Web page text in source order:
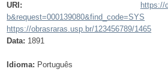
URI:
https://
b&request=000139080&find_code=SYS
https://obrasraras.usp.br/123456789/1465
Data: 1891
Idioma: Português